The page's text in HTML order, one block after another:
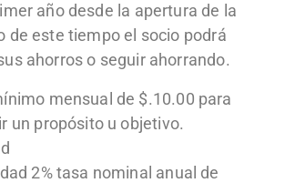
año desde la apertura de la
de este tiempo el socio podrá
ahorros o seguir ahorrando.
mensual de $.10.00 para
un propósito u objetivo.
2% tasa nominal anual de